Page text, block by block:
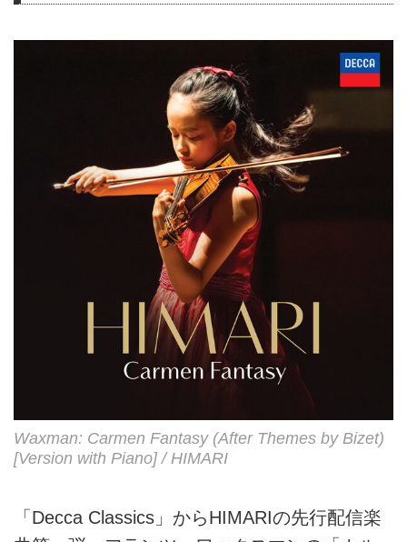
Waxman: Carmen Fantasy (After Themes by Bizet)
[Version with Piano] / HIMARI
「Decca Classics」からHIMARIの先行配信楽